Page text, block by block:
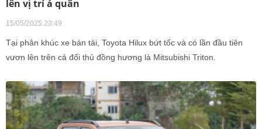
lên vị trí á quân
15/05/2025 23:49
Tại phân khúc xe bán tải, Toyota Hilux bứt tốc và có lần đầu tiên
vươn lên trên cả đối thủ đồng hương là Mitsubishi Triton.